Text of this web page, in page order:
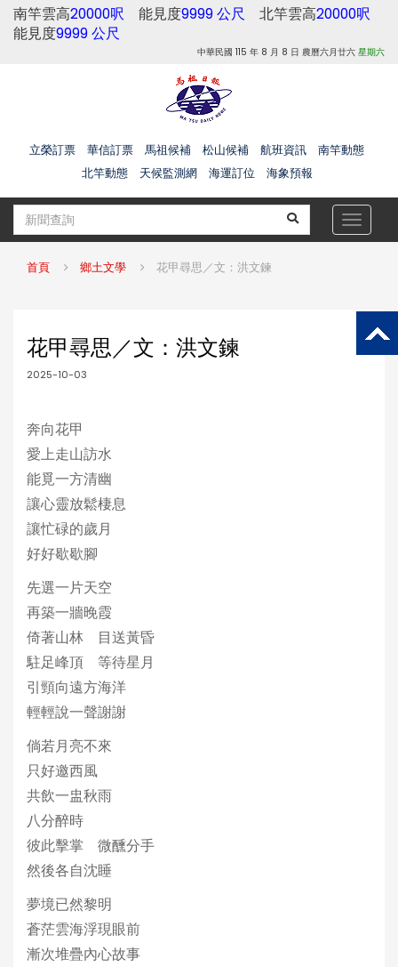
南竿雲高20000呎 能見度9999 公尺 北竿雲高20000呎
能見度9999 公尺
中華民國 115 年 8 月 8 日 農曆六月廿六 星期六
立榮訂票 華信訂票 馬祖候補 松山候補 航班資訊
南竿動態
北竿動態
天候監測網 海運訂位 海象預報
Toggle
首頁 鄉土文學 花甲尋思／文：洪文鍊
花甲尋思／文：洪文鍊
2025-10-03
奔向花甲
愛上走山訪水
能覓一方清幽
讓心靈放鬆棲息
讓忙碌的歲月
好好歇歇腳
先選一片天空
再築一牆晚霞
倚著山林 目送黃昏
駐足峰頂 等待星月
引頸向遠方海洋
輕輕說一聲謝謝
倘若月亮不來
只好邀西風
共飲一盅秋雨
八分醉時
彼此擊掌 微醺分手
然後各自沈睡
夢境已然黎明
蒼茫雲海浮現眼前
漸次堆疊內心故事